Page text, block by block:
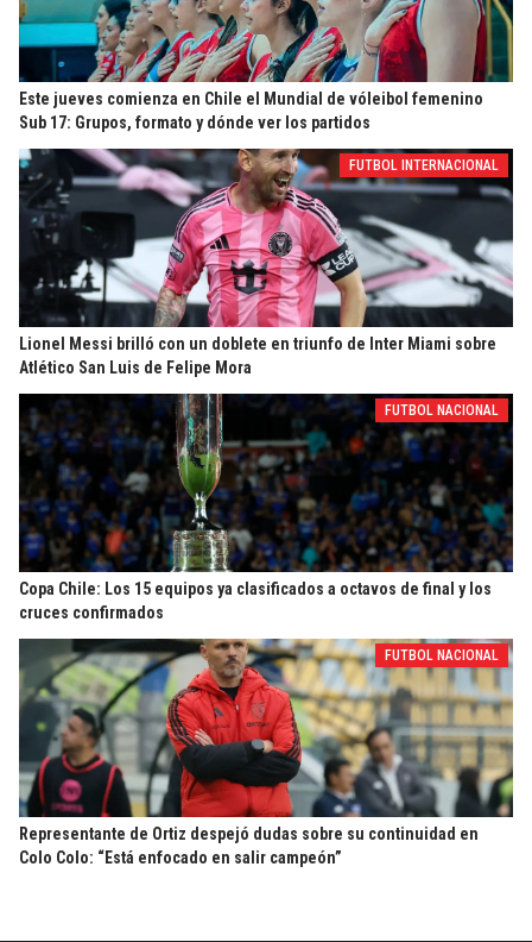
Este jueves comienza en Chile el Mundial de vóleibol femenino
Sub 17: Grupos, formato y dónde ver los partidos
FUTBOL INTERNACIONAL
Lionel Messi brilló con un doblete en triunfo de Inter Miami sobre
Atlético San Luis de Felipe Mora
FUTBOL NACIONAL
Copa Chile: Los 15 equipos ya clasificados a octavos de final y los
cruces confirmados
FUTBOL NACIONAL
Representante de Ortiz despejó dudas sobre su continuidad en
Colo Colo: “Está enfocado en salir campeón”